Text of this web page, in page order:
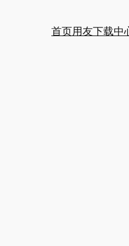
首页用友下载中